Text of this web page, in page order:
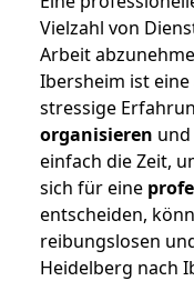
Vielzahl von
Arbeit
Ibersheim ist
stressige
organisieren
einfach die Zeit,
sich für eine
entscheiden,
reibungslosen
Heidelberg nach